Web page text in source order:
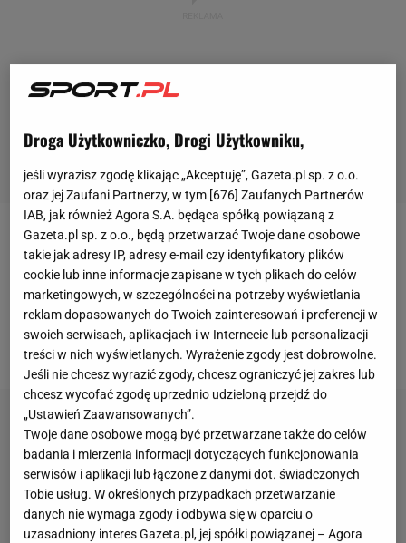
Reprezentacja Polski w piątek rozpocznie eliminacje
do przyszłorocznych mistrzostw Europy, które
zostaną rozegrane w Niemczech. Biało-Czerwoni w
pierwszym spotkaniu zmierzą się na wyjeździe z
reprezentacją Czech.
Droga Użytkowniczko, Drogi Użytkowniku,
jeśli wyrazisz zgodę klikając „Akceptuję”, Gazeta.pl sp. z o.o.
oraz jej Zaufani Partnerzy, w tym [676] Zaufanych Partnerów
IAB, jak również Agora S.A. będąca spółką powiązaną z
Gazeta.pl sp. z o.o., będą przetwarzać Twoje dane osobowe
takie jak adresy IP, adresy e-mail czy identyfikatory plików
cookie lub inne informacje zapisane w tych plikach do celów
marketingowych, w szczególności na potrzeby wyświetlania
reklam dopasowanych do Twoich zainteresowań i preferencji w
swoich serwisach, aplikacjach i w Internecie lub personalizacji
treści w nich wyświetlanych. Wyrażenie zgody jest dobrowolne.
Jeśli nie chcesz wyrazić zgody, chcesz ograniczyć jej zakres lub
chcesz wycofać zgodę uprzednio udzieloną przejdź do
„Ustawień Zaawansowanych”.
Twoje dane osobowe mogą być przetwarzane także do celów
badania i mierzenia informacji dotyczących funkcjonowania
serwisów i aplikacji lub łączone z danymi dot. świadczonych
Tobie usług. W określonych przypadkach przetwarzanie
danych nie wymaga zgody i odbywa się w oparciu o
uzasadniony interes Gazeta.pl, jej spółki powiązanej – Agora